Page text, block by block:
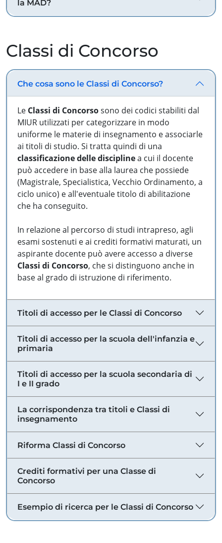
la MAD?
Classi di Concorso
Che cosa sono le Classi di Concorso?
Le Classi di Concorsosono dei codici stabiliti dal
MIUR utilizzati per categorizzare in modo
uniforme le materie di insegnamento e associarle
ai titoli di studio. Si tratta quindi di una
classificazione delle disciplinea cui il docente
può accedere in base alla laurea che possiede
(Magistrale, Specialistica, Vecchio Ordinamento, a
ciclo unico) e all'eventuale titolo di abilitazione
che ha conseguito.
In relazione al percorso di studi intrapreso, agli
esami sostenuti e ai crediti formativi maturati, un
aspirante docente può avere accesso a diverse
Classi di Concorso, che si distinguono anche in
base al grado di istruzione di riferimento.
Titoli di accesso per le Classi di Concorso
Titoli di accesso per la scuola dell'infanzia e
primaria
Titoli di accesso per la scuola secondaria di
I e II grado
La corrispondenza tra titoli e Classi di
insegnamento
Riforma Classi di Concorso
Crediti formativi per una Classe di
Concorso
Esempio di ricerca per le Classi di Concorso